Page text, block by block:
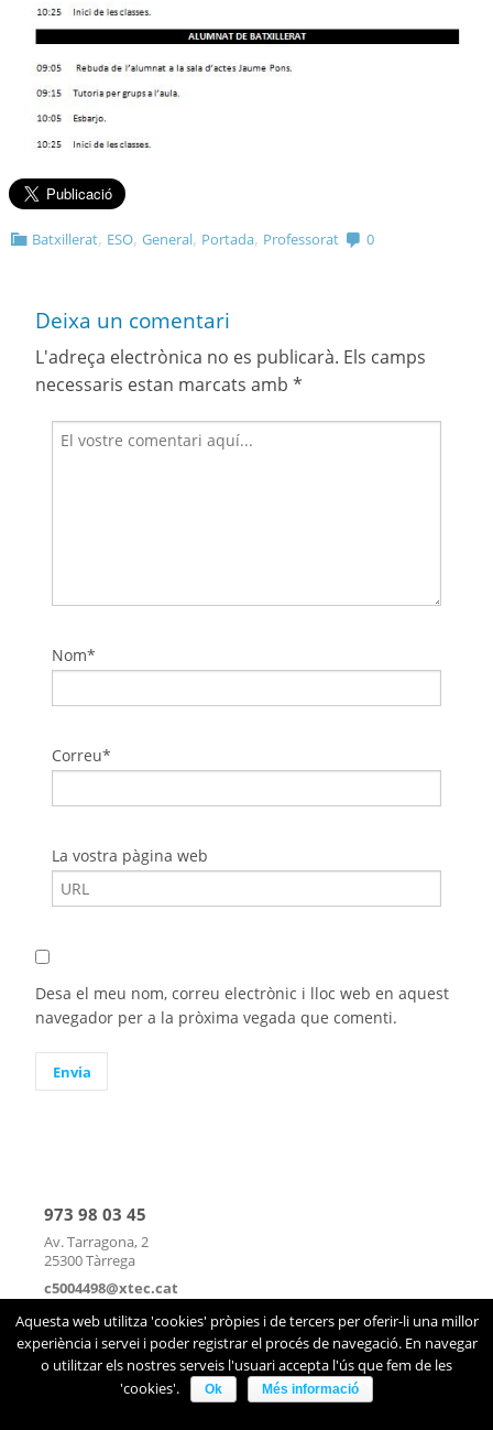
Batxillerat, ESO,General, Portada, Professorat 0
Deixa un comentari
L'adreça electrònica no es publicarà. Els camps
necessaris estan marcats amb *
Nom*
Correu*
La vostra pàgina web
Desa el meu nom, correu electrònic i lloc web en aquest
navegador per a la pròxima vegada que comenti.
973 98 03 45
Av. Tarragona, 2
25300 Tàrrega
c5004498@xtec.cat
| contacte
Sobre el web|©2026 Infoself Group |WordPress
Aquesta web utilitza 'cookies' pròpies i de tercers per oferir-li una millor
experiència i servei i poder registrar el procés de navegació. En navegar
o utilitzar els nostres serveis l'usuari accepta l'ús que fem de les
'cookies'.
Ok Més informació